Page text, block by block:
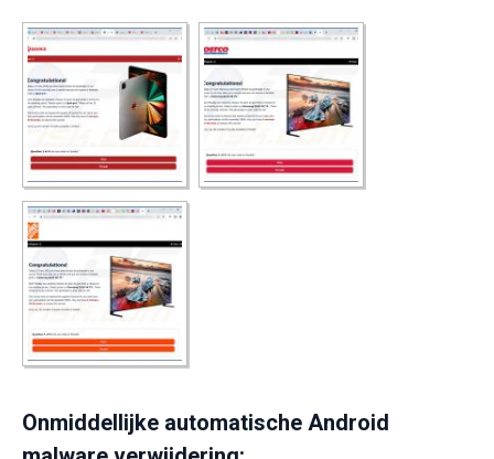
Onmiddellijke automatische Android